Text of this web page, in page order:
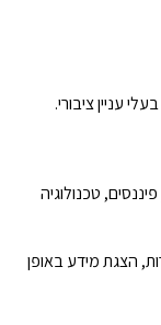
עניין ציבורי.
טכנולוגיה
הצגת מידע באופן